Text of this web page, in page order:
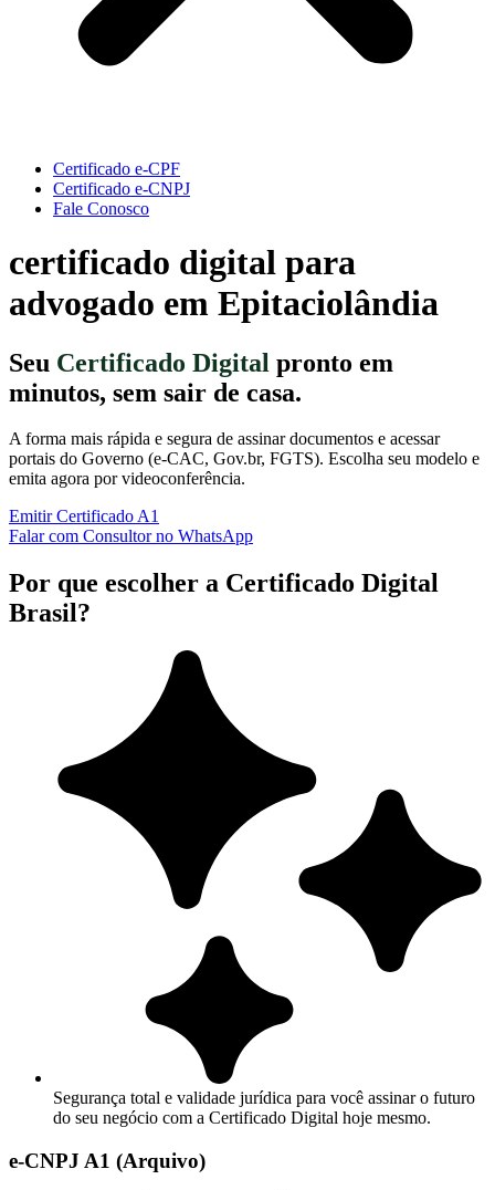
Certificado e-CPF
Certificado e-CNPJ
Fale Conosco
certificado digital para
advogado em Epitaciolândia
Seu Certificado Digital pronto em
minutos, sem sair de casa.
A forma mais rápida e segura de assinar documentos e acessar
portais do Governo (e-CAC, Gov.br, FGTS). Escolha seu modelo e
emita agora por videoconferência.
Emitir Certificado A1
Falar com Consultor no WhatsApp
Por que escolher a Certificado Digital
Brasil?
Segurança total e validade jurídica para você assinar o futuro
do seu negócio com a Certificado Digital hoje mesmo.
e-CNPJ A1 (Arquivo)